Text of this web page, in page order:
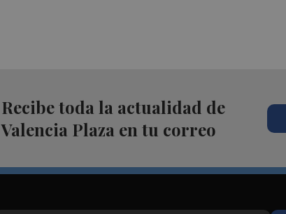
Recibe toda la actualidad de
Valencia Plaza en tu correo